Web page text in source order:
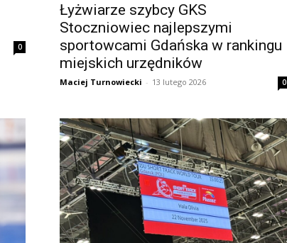
0
Łyżwiarze szybcy GKS
Stoczniowiec najlepszymi
sportowcami Gdańska w rankingu
miejskich urzędników
Maciej Turnowiecki - 13 lutego 2026 0